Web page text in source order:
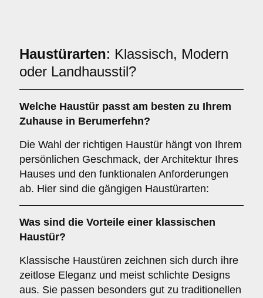
Haustürarten: Klassisch, Modern
oder Landhausstil?
Welche Haustür passt am besten zu Ihrem
Zuhause in Berumerfehn?
Die Wahl der richtigen Haustür hängt von Ihrem
persönlichen Geschmack, der Architektur Ihres
Hauses und den funktionalen Anforderungen
ab. Hier sind die gängigen Haustürarten:
Was sind die Vorteile einer klassischen
Haustür?
Klassische Haustüren zeichnen sich durch ihre
zeitlose Eleganz und meist schlichte Designs
aus. Sie passen besonders gut zu traditionellen